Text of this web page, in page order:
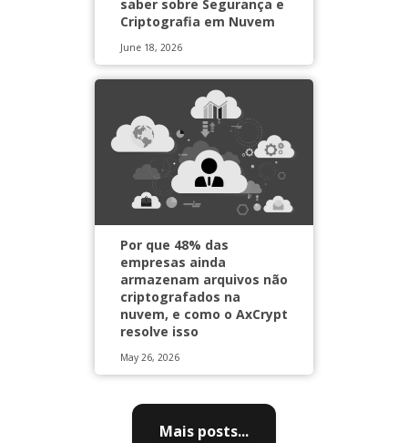
saber sobre Segurança e
Criptografia em Nuvem
June 18, 2026
Por que 48% das
empresas ainda
armazenam arquivos não
criptografados na
nuvem, e como o AxCrypt
resolve isso
May 26, 2026
Mais posts...